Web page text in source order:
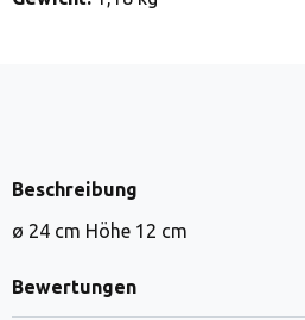
Beschreibung
ø 24 cm Höhe 12 cm
Bewertungen